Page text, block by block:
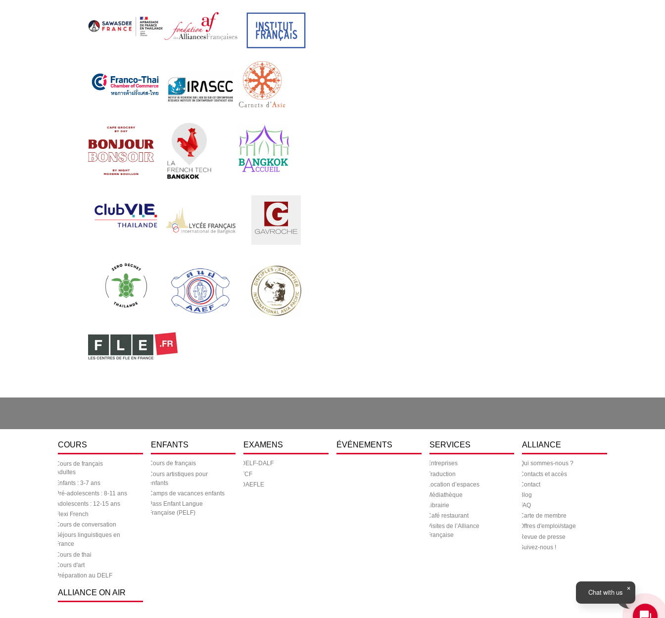
COURS
Cours de français
Adultes
Enfants : 3-7 ans
Pré-adolescents : 8-11 ans
Adolescents : 12-15 ans
Flexi French
Cours de conversation
Séjours linguistiques en
France
Cours de thai
Cours d'art
Préparation au DELF
ENFANTS
Cours de français
Cours artistiques pour
enfants
Camps de vacances enfants
Pass Enfant Langue
Française (PELF)
EXAMENS
DELF-DALF
TCF
DAEFLE
ÉVÉNEMENTS SERVICES
Entreprises
Traduction
Location d’espaces
Médiathèque
Librairie
Café restaurant
Visites de l’Alliance
Française
ALLIANCE
Qui sommes-nous ?
Contacts et accès
Contact
Blog
FAQ
Carte de membre
Offres d'emploi/stage
Revue de presse
Suivez-nous !
ALLIANCE ON AIR Chat with us